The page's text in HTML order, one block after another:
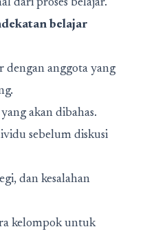
dari proses belajar.
belajar
anggota yang
akan dibahas.
sebelum diskusi
dan kesalahan
kelompok untuk